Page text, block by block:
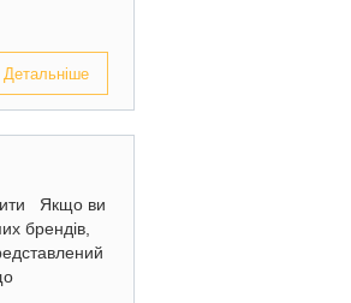
Детальніше
Якщо ви
брендів,